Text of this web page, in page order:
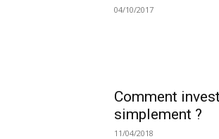
04/10/2017
Comment
simplement ?
11/04/2018